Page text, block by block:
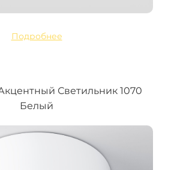
Подробнее
Светильник 1070
Белый